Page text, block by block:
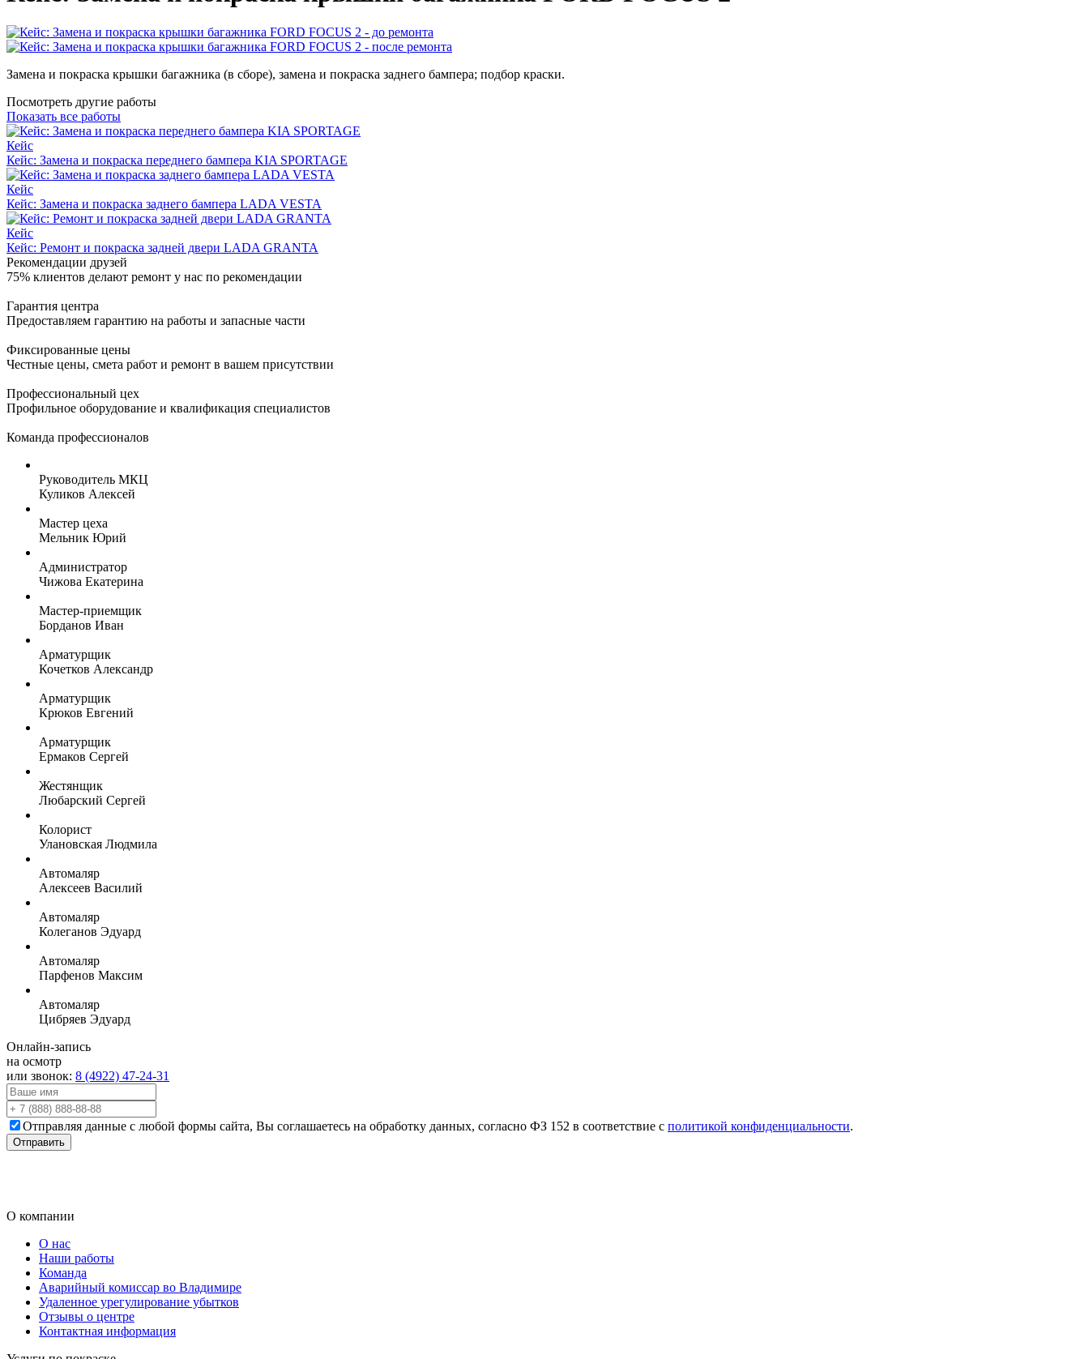
Замена и покраска крышки багажника (в сборе), замена и покраска заднего бампера; подбор краски.
Посмотреть другие работы
Показать все работы
Кейс
Кейс: Замена и покраска переднего бампера KIA SPORTAGE
Кейс
Кейс: Замена и покраска заднего бампера LADA VESTA
Кейс
Кейс: Ремонт и покраска задней двери LADA GRANTA
Рекомендации друзей
75% клиентов делают ремонт у нас по рекомендации
Гарантия центра
Предоставляем гарантию на работы и запасные части
Фиксированные цены
Честные цены, смета работ и ремонт в вашем присутствии
Профессиональный цех
Профильное оборудование и квалификация специалистов
Команда профессионалов
Руководитель МКЦ
Куликов Алексей
Мастер цеха
Мельник Юрий
Администратор
Чижова Екатерина
Мастер-приемщик
Борданов Иван
Арматурщик
Кочетков Александр
Арматурщик
Крюков Евгений
Арматурщик
Ермаков Сергей
Жестянщик
Любарский Сергей
Колорист
Улановская Людмила
Автомаляр
Алексеев Василий
Автомаляр
Колеганов Эдуард
Автомаляр
Парфенов Максим
Автомаляр
Цибряев Эдуард
Онлайн-запись
на осмотр
или звонок: 8 (4922) 47-24-31
Отправляя данные с любой формы сайта, Вы соглашаетесь на обработку данных, согласно ФЗ 152 в соответствие с политикой конфиденциальности.
О компании
О нас
Наши работы
Команда
Аварийный комиссар во Владимире
Удаленное урегулирование убытков
Отзывы о центре
Контактная информация